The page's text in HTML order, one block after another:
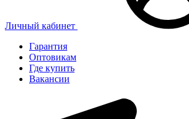
Личный кабинет
Гарантия
Оптовикам
Где купить
Вакансии